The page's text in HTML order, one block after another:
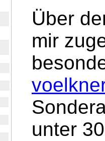
Über
mir
unter